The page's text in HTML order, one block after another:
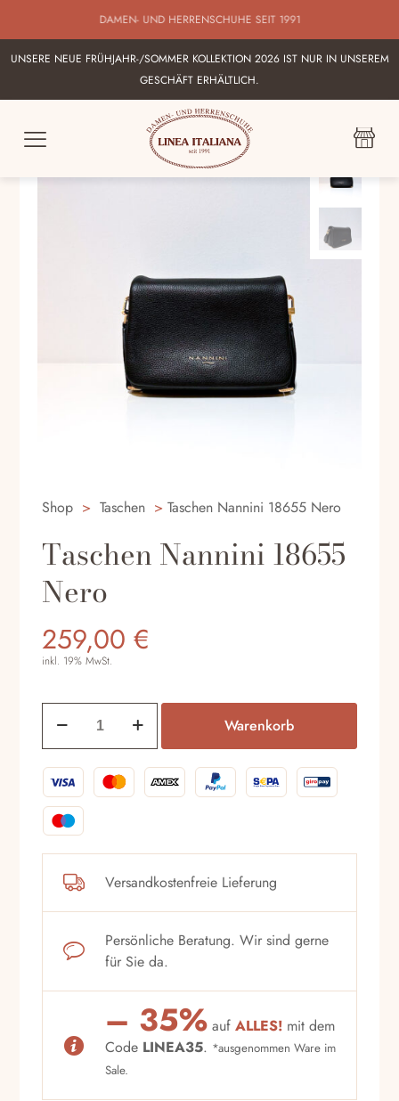
BESTE AUSWAHL AN ITALIENISCHEN DAMEN UND HERRENSHUHEN IN
KARLSRUHE
UNSERE NEUE FRÜHJAHR-/SOMMER KOLLEKTION 2026 IST NUR IN UNSEREM
GESCHÄFT ERHÄLTLICH.
Shop > Taschen > Taschen Nannini 18655 Nero
Taschen Nannini 18655
Nero
259,00€
inkl. 19% MwSt.
18655
Nero
Menge
Warenkorb
Versandkostenfreie Lieferung
Persönliche Beratung. Wir sind gerne
für Sie da.
– 35% aufALLES! mit dem
Code LINEA35. *ausgenommen Ware im
Sale.